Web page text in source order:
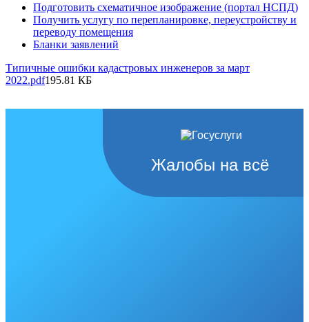
Подготовить схематичное изображение (портал НСПД)
Получить услугу по перепланировке, переустройству и
переводу помещения
Бланки заявлений
Типичные ошибки кадастровых инженеров за март
2022.pdf195.81 КБ
Жалобы на всё